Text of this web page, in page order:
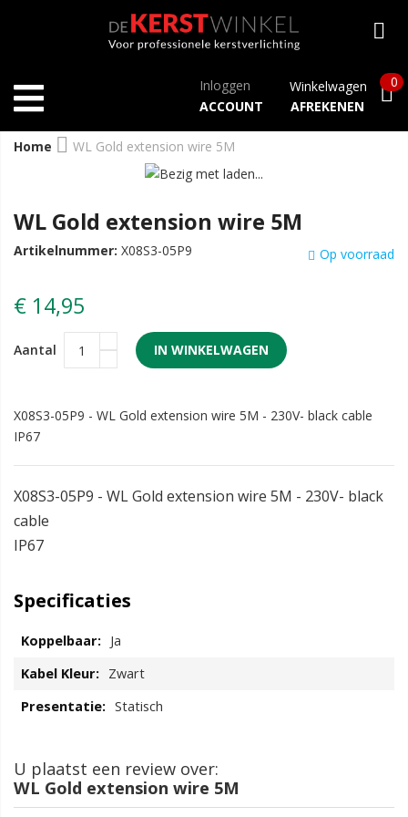
Inloggen
ACCOUNT
Winkelwagen
AFREKENEN
0
Home WL Gold extension wire 5M
WL Gold extension wire 5M
Op voorraad
Artikelnummer: X08S3-05P9
€ 14,95
Aantal IN WINKELWAGEN
X08S3-05P9 - WL Gold extension wire 5M - 230V- black cable
IP67
X08S3-05P9 - WL Gold extension wire 5M - 230V- black
cable
IP67
Specificaties
Ja
Zwart
Statisch
U plaatst een review over:
WL Gold extension wire 5M